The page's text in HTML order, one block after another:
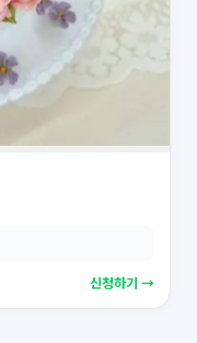
신청하기 →